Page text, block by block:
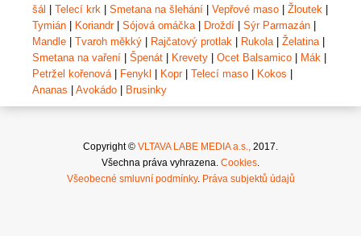
šál | Telecí krk | Smetana na šlehání | Vepřové maso | Žloutek |
Tymián | Koriandr| Sójová omáčka | Droždí | Sýr Parmazán |
Mandle | Tvaroh měkký | Rajčatový protlak | Rukola | Želatina |
Smetana na vaření | Špenát | Krevety | Ocet Balsamico | Mák |
Petržel kořenová | Fenykl | Kopr| Telecí maso | Kokos |
Ananas | Avokádo | Brusinky
Copyright © VLTAVA LABE MEDIA a.s.,
2017.
Všechna práva vyhrazena. Cookies
Všeobecné smluvní podmínky. Práva subjektů údajů